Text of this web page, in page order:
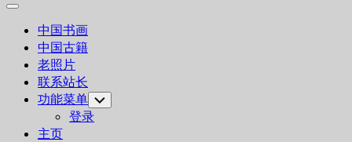
Expand
中国书画
中国古籍
老照片
联系站长
功能菜单 Toggle
Child
Menu
登录
主页